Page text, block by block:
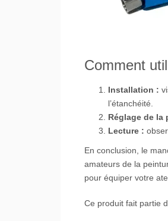
Comment
Installation :
l’étanchéité.
Réglage de la
Lecture :
En conclusion, le
amateurs de la
pour équiper votre
Ce produit fait partie